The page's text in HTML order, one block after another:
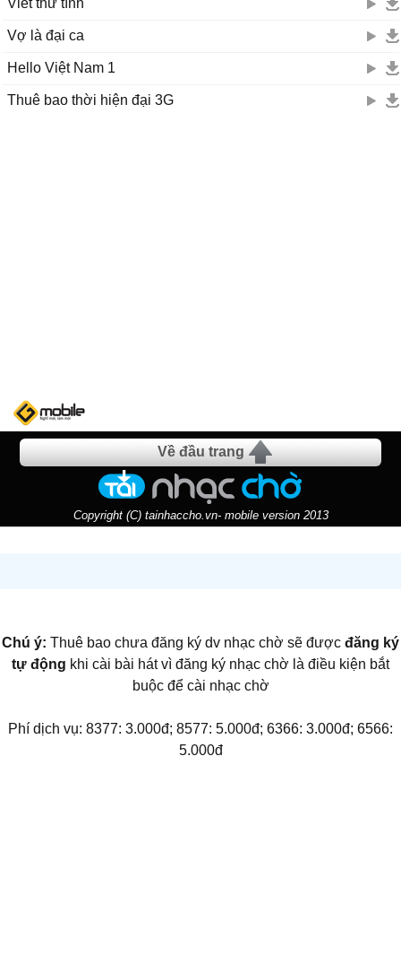
Viết thư tình
Vợ là đại ca
Hello Việt Nam 1
Thuê bao thời hiện đại 3G
Về đầu trang
Copyright (C) tainhaccho.vn- mobile version 2013
Chú ý: Thuê bao chưa đăng ký dv nhạc chờ sẽ được đăng ký
tự động khi cài bài hát vì đăng ký nhạc chờ là điều kiện bắt
buộc để cài nhạc chờ
Phí dịch vụ: 8377: 3.000đ; 8577: 5.000đ; 6366: 3.000đ; 6566:
5.000đ